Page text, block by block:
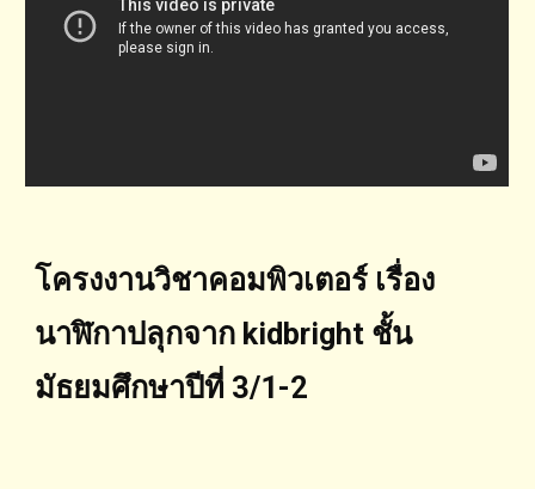
โครงงานวิชาคอมพิวเตอร์ เรื่อง
นาฬิกาปลุกจาก kidbright ชั้น
มัธยมศึกษาปีที่ 3/1-2